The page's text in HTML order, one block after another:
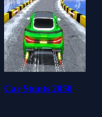
Car Stunts 2050